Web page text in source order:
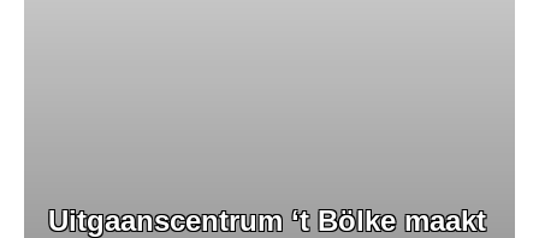
Uitgaanscentrum ‘t Bölke maakt